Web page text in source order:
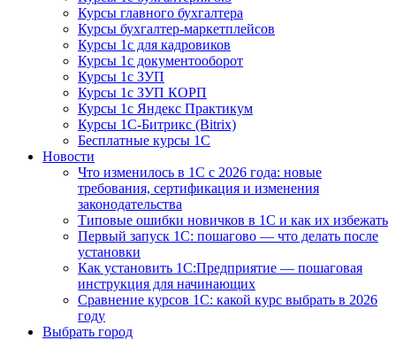
Курсы главного бухгалтера
Курсы бухгалтер-маркетплейсов
Курсы 1с для кадровиков
Курсы 1с документооборот
Курсы 1с ЗУП
Курсы 1с ЗУП КОРП
Курсы 1с Яндекс Практикум
Курсы 1С-Битрикс (Bitrix)
Бесплатные курсы 1С
Новости
Что изменилось в 1С с 2026 года: новые
требования, сертификация и изменения
законодательства
Типовые ошибки новичков в 1С и как их избежать
Первый запуск 1С: пошагово — что делать после
установки
Как установить 1С:Предприятие — пошаговая
инструкция для начинающих
Сравнение курсов 1С: какой курс выбрать в 2026
году
Выбрать город